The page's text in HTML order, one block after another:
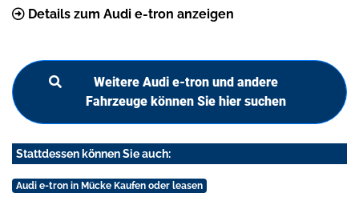
Details zum Audi e-tron anzeigen
Weitere Audi e-tron und andere
Fahrzeuge können Sie hier suchen
Stattdessen können Sie auch:
Audi e-tron in Mücke Kaufen oder leasen